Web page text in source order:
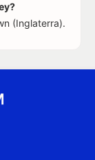
(Inglaterra).